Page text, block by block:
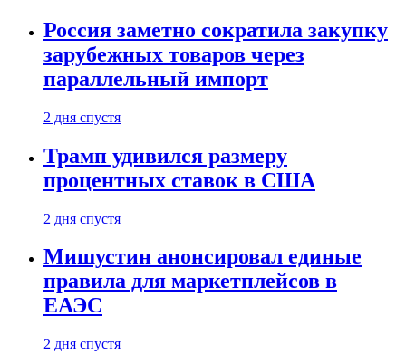
Россия заметно сократила закупку
зарубежных товаров через
параллельный импорт
2 дня спустя
Трамп удивился размеру
процентных ставок в США
2 дня спустя
Мишустин анонсировал единые
правила для маркетплейсов в
ЕАЭС
2 дня спустя